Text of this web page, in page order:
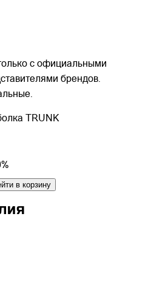
с официальными
брендов.
TRUNK
в корзину